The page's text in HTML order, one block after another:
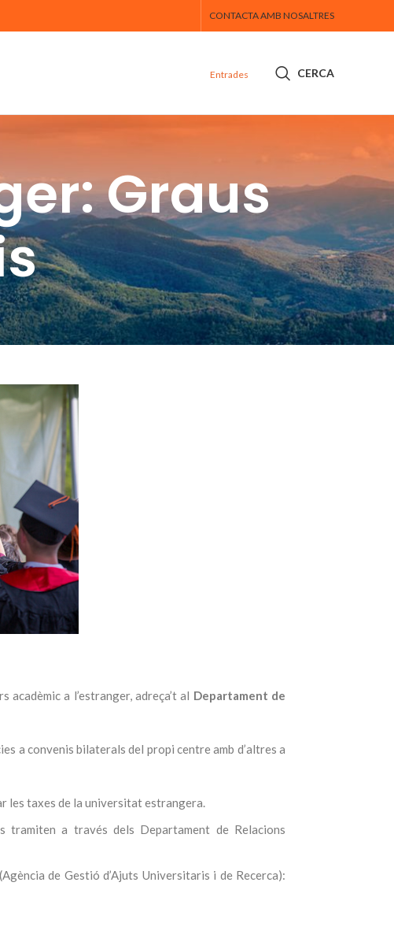
CONTACTA AMB NOSALTRES
Entrades CERCA
Graus
a l’estranger, adreça’t al Departament de
a convenis bilaterals del propi centre amb d’altres a
les taxes de la universitat estrangera.
tramiten a través dels Departament de Relacions
(Agència de Gestió d’Ajuts Universitaris i de Recerca):